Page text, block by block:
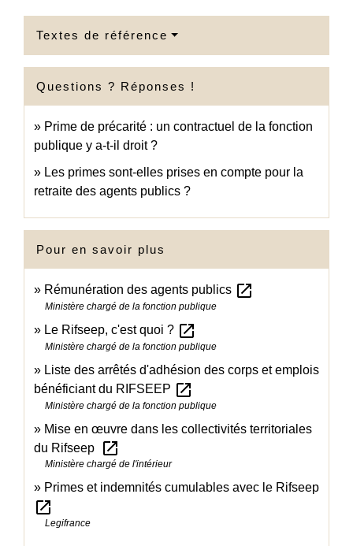
Textes de référence
Questions ? Réponses !
Prime de précarité : un contractuel de la fonction
publique y a-t-il droit ?
Les primes sont-elles prises en compte pour la
retraite des agents publics ?
Pour en savoir plus
Rémunération des agents publics open_in_new
Ministère chargé de la fonction publique
Le Rifseep, c'est quoi ? open_in_new
Ministère chargé de la fonction publique
Liste des arrêtés d'adhésion des corps et emplois
bénéficiant du RIFSEEP open_in_new
Ministère chargé de la fonction publique
Mise en œuvre dans les collectivités territoriales
du Rifseep
open_in_new
Ministère chargé de l'intérieur
Primes et indemnités cumulables avec le Rifseep
open_in_new
Legifrance